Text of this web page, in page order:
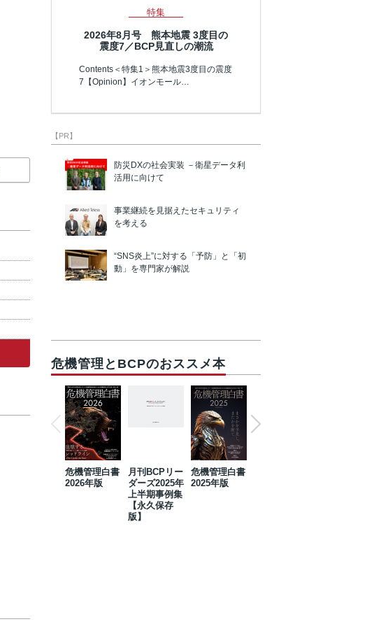
特集
2026年8月号 熊本地震 3度目の
震度7／BCP見直しの潮流
Contents＜特集1＞熊本地震3度目の震度
7【Opinion】イオンモール…
【PR】
防災DXの社会実装 －衛星データ利
活用に向けて
事業継続を見据えたセキュリティ
を考える
“SNS炎上”に対する「予防」と「初
動」を専門家が解説
危機管理とBCPのおススメ本
危機管理白書
2026年版
月刊BCPリー
ダーズ2025年
上半期事例集
【永久保存
版】
危機管理白書
2025年版